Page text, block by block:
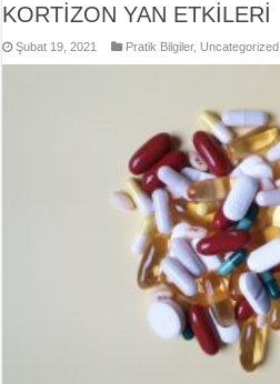
KORTİZON YAN ETKİLERİ
Şubat 19, 2021 Pratik Bilgiler, Uncategorized